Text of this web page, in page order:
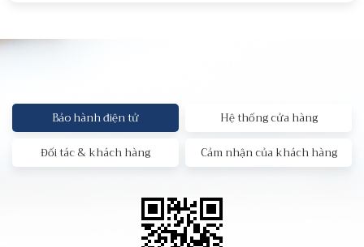
Bảo hành điện tử
Hệ thống cửa hàng
Đối tác & khách hàng
Cảm nhận của khách hàng